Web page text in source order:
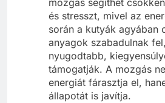
mozgás segíthet
és stresszt, mivel az
során a kutyák agyában
anyagok szabadulnak
nyugodtabb,
támogatják. A mozgás
energiát fárasztja el,
állapotát is javítja.